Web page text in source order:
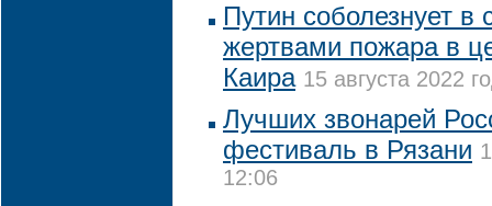
Путин соболезнует в
жертвами пожара в
Каира 15 августа 2022
Лучших звонарей
фестиваль в Рязани
12:06